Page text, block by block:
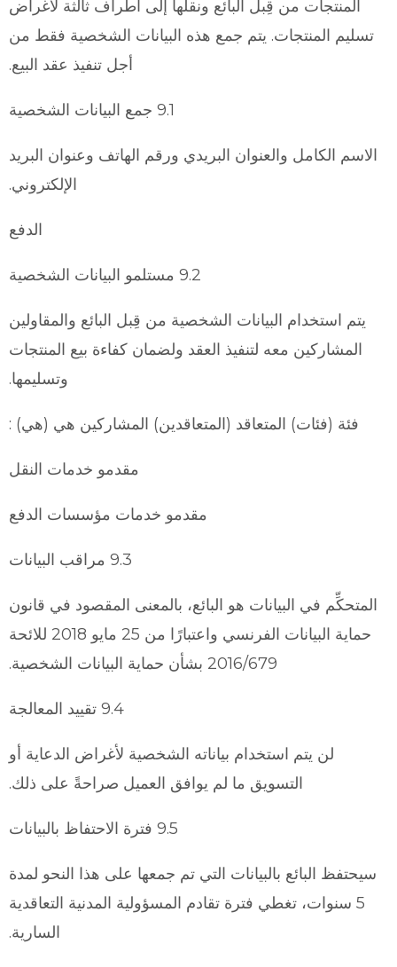
المنتجات من قِبل البائع ونقلها إلى أطراف ثالثة لأغراض
تسليم المنتجات. يتم جمع هذه البيانات الشخصية فقط من
أجل تنفيذ عقد البيع.
9.1 جمع البيانات الشخصية
الاسم الكامل والعنوان البريدي ورقم الهاتف وعنوان البريد
الإلكتروني.
الدفع
9.2 مستلمو البيانات الشخصية
يتم استخدام البيانات الشخصية من قِبل البائع والمقاولين
المشاركين معه لتنفيذ العقد ولضمان كفاءة بيع المنتجات
وتسليمها.
فئة (فئات) المتعاقد (المتعاقدين) المشاركين هي (هي) :
مقدمو خدمات النقل
مقدمو خدمات مؤسسات الدفع
9.3 مراقب البيانات
المتحكِّم في البيانات هو البائع، بالمعنى المقصود في قانون
حماية البيانات الفرنسي واعتبارًا من 25 مايو 2018 للائحة
2016/679 بشأن حماية البيانات الشخصية.
9.4 تقييد المعالجة
لن يتم استخدام بياناته الشخصية لأغراض الدعاية أو
التسويق ما لم يوافق العميل صراحةً على ذلك.
9.5 فترة الاحتفاظ بالبيانات
سيحتفظ البائع بالبيانات التي تم جمعها على هذا النحو لمدة
5 سنوات، تغطي فترة تقادم المسؤولية المدنية التعاقدية
السارية.